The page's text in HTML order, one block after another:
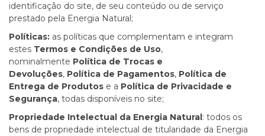
identificação do site, de seu conteúdo ou de serviço
prestado pela Energia Natural;
Políticas: as políticas que complementam e integram
estes Termos e Condições de Uso,
nominalmente Política de Trocas e
Devoluções, Política de Pagamentos, Política de
Entrega de Produtos e a Política de Privacidade e
Segurança, todas disponíveis no site;
Propriedade Intelectual da Energia Natural: todos os
bens de propriedade intelectual de titularidade da Energia